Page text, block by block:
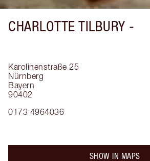
CHARLOTTE TILBURY -
Karolinenstraße 25
Nürnberg
Bayern
90402
0173 4964036
SHOW IN MAPS